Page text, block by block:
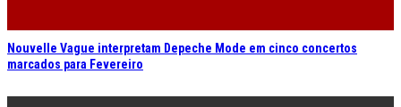
Nouvelle Vague interpretam Depeche Mode em cinco concertos
marcados para Fevereiro